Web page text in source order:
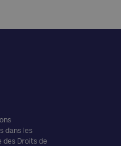
dans les
des Droits de